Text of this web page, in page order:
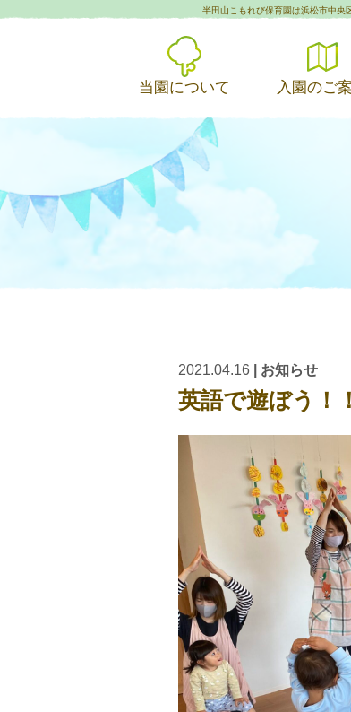
半田山こもれび保育園は浜松市中央
当園について 入園のご
2021.04.16 お知らせ
英語で遊ぼう！！